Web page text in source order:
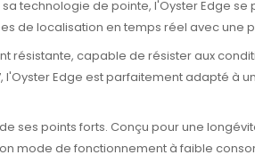
technologie de pointe, l'Oyster Edge
de localisation en temps réel avec une
résistante, capable de résister aux
Edge est parfaitement adapté à
ses points forts. Conçu pour une
mode de fonctionnement à faible